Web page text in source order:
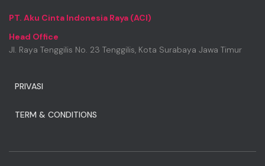
PT. Aku Cinta Indonesia Raya (ACI)
Head Office
Jl. Raya Tenggilis No. 23 Tenggilis, Kota Surabaya Jawa Timur
PRIVASI
TERM & CONDITIONS